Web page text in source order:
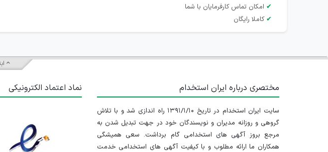
✔ امکان تماس کارفرمایان با شما
✔ کاملا رایگان
مختصری درباره ایران استخدام
سایت ایران استخدام در تاریخ ۱۳۹۱/۱/۱۰ راه اندازی شد و با تلاش
گروهی و روزانه مدیران و نویسندگان خود در جهت تبدیل شدن به
مرجع بروز آگهی های استخدامی گام برداشت. سعی همیشگی
همکاران ما ارائه مطلوب و با کیفیت آگهی های استخدامی خدمت
نماد اعتماد الکترونیکی